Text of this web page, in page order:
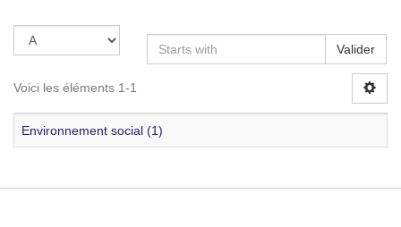
Valider
Voici les éléments 1-1
Environnement social (1)